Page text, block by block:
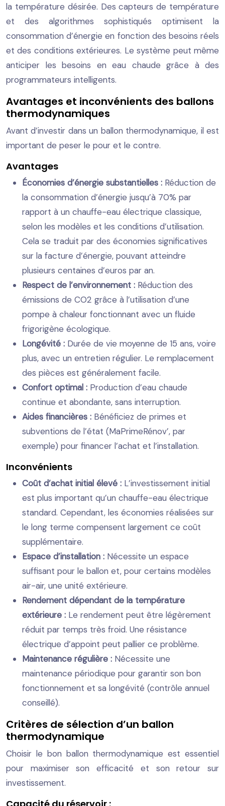
la température désirée. Des capteurs de température
et des algorithmes sophistiqués optimisent la
consommation d’énergie en fonction des besoins réels
et des conditions extérieures. Le système peut même
anticiper les besoins en eau chaude grâce à des
programmateurs intelligents.
Avantages et inconvénients des ballons
thermodynamiques
Avant d’investir dans un ballon thermodynamique, il est
important de peser le pour et le contre.
Avantages
Économies d’énergie substantielles : Réduction de
la consommation d’énergie jusqu’à 70% par
rapport à un chauffe-eau électrique classique,
selon les modèles et les conditions d’utilisation.
Cela se traduit par des économies significatives
sur la facture d’énergie, pouvant atteindre
plusieurs centaines d’euros par an.
Respect de l’environnement : Réduction des
émissions de CO2 grâce à l’utilisation d’une
pompe à chaleur fonctionnant avec un fluide
frigorigène écologique.
Longévité : Durée de vie moyenne de 15 ans, voire
plus, avec un entretien régulier. Le remplacement
des pièces est généralement facile.
Confort optimal : Production d’eau chaude
continue et abondante, sans interruption.
Aides financières : Bénéficiez de primes et
subventions de l’état (MaPrimeRénov’, par
exemple) pour financer l’achat et l’installation.
Inconvénients
Coût d’achat initial élevé : L’investissement initial
est plus important qu’un chauffe-eau électrique
standard. Cependant, les économies réalisées sur
le long terme compensent largement ce coût
supplémentaire.
Espace d’installation : Nécessite un espace
suffisant pour le ballon et, pour certains modèles
air-air, une unité extérieure.
Rendement dépendant de la température
extérieure : Le rendement peut être légèrement
réduit par temps très froid. Une résistance
électrique d’appoint peut pallier ce problème.
Maintenance régulière : Nécessite une
maintenance périodique pour garantir son bon
fonctionnement et sa longévité (contrôle annuel
conseillé).
Critères de sélection d’un ballon
thermodynamique
Choisir le bon ballon thermodynamique est essentiel
pour maximiser son efficacité et son retour sur
investissement.
Capacité du réservoir :